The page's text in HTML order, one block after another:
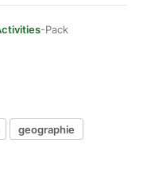
-Pack
geographie